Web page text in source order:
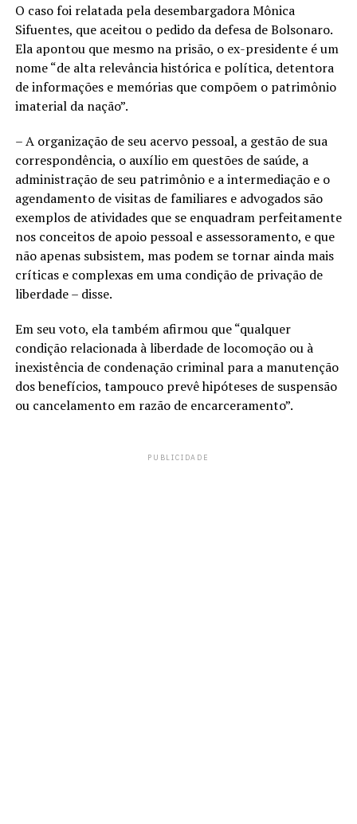
O caso foi relatada pela desembargadora Mônica
Sifuentes, que aceitou o pedido da defesa de Bolsonaro.
Ela apontou que mesmo na prisão, o ex-presidente é um
nome “de alta relevância histórica e política, detentora
de informações e memórias que compõem o patrimônio
imaterial da nação”.
– A organização de seu acervo pessoal, a gestão de sua
correspondência, o auxílio em questões de saúde, a
administração de seu patrimônio e a intermediação e o
agendamento de visitas de familiares e advogados são
exemplos de atividades que se enquadram perfeitamente
nos conceitos de apoio pessoal e assessoramento, e que
não apenas subsistem, mas podem se tornar ainda mais
críticas e complexas em uma condição de privação de
liberdade – disse.
Em seu voto, ela também afirmou que “qualquer
condição relacionada à liberdade de locomoção ou à
inexistência de condenação criminal para a manutenção
dos benefícios, tampouco prevê hipóteses de suspensão
ou cancelamento em razão de encarceramento”.
PUBLICIDADE